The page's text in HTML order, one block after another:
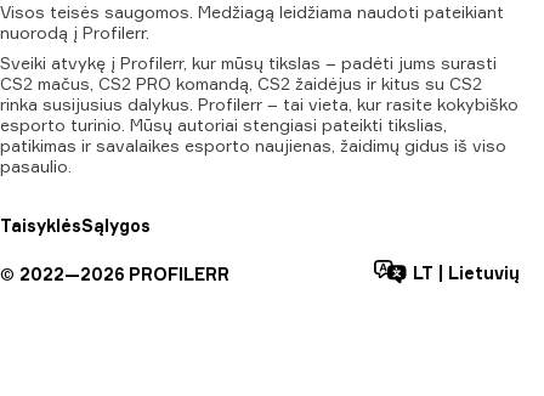
Visos teisės saugomos. Medžiagą leidžiama naudoti pateikiant
nuorodą į Profilerr.
Sveiki atvykę į Profilerr, kur mūsų tikslas – padėti jums surasti
CS2 mačus, CS2 PRO komandą, CS2 žaidėjus ir kitus su CS2
rinka susijusius dalykus. Profilerr – tai vieta, kur rasite kokybiško
esporto turinio. Mūsų autoriai stengiasi pateikti tikslias,
patikimas ir savalaikes esporto naujienas, žaidimų gidus iš viso
pasaulio.
TaisyklėsSąlygos
© 2022—2026 PROFILERR LT Lietuvių